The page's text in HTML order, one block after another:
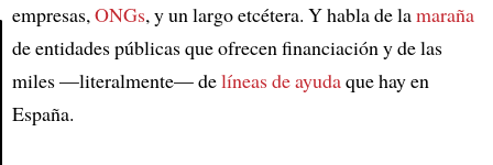
Article
empresas,ONGs, y un largo etcétera. Y habla de lamaraña
de entidades públicas que ofrecen financiación y de las
miles —literalmente— delíneas de ayudaque hay en
España.